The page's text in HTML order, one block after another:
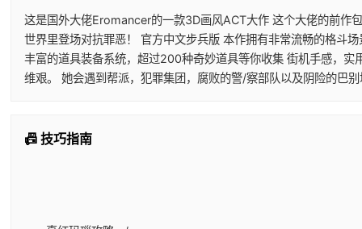
这是国外大佬Eromancer的一款3D画风ACT大作 这个大佬的前作
世界里登场对抗罪恶！ 官方中文步兵版 本作拥有非常流畅的格斗
丰富的道具装备系统，超过200种奇妙道具等你收集 街机手感，
维艰。 她会遇到帮派，犯罪集团，腐败的警/察部队以及阴险的巴
📠 技巧指南